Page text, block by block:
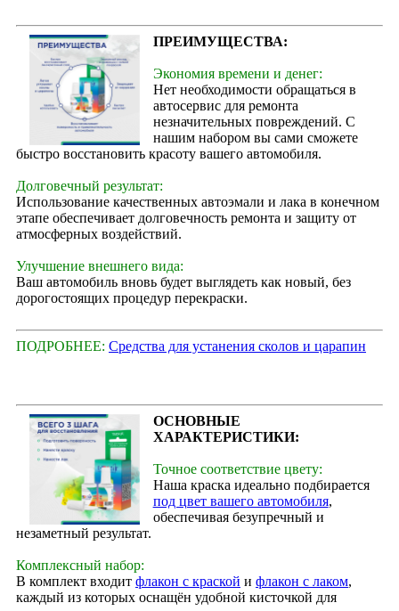
ПРЕИМУЩЕСТВА:
Экономия времени и денег:
Нет необходимости обращаться в
автосервис для ремонта
незначительных повреждений. С
нашим набором вы сами сможете
быстро восстановить красоту вашего автомобиля.
Долговечный результат:
Использование качественных автоэмали и лака в конечном
этапе обеспечивает долговечность ремонта и защиту от
атмосферных воздействий.
Улучшение внешнего вида:
Ваш автомобиль вновь будет выглядеть как новый, без
дорогостоящих процедур перекраски.
ПОДРОБНЕЕ: Средства для устанения сколов и царапин
ОСНОВНЫЕ
ХАРАКТЕРИСТИКИ:
Точное соответствие цвету:
Наша краска идеально подбирается
под цвет вашего автомобиля,
обеспечивая безупречный и
незаметный результат.
Комплексный набор:
В комплект входит флакон с краской и флакон с лаком,
каждый из которых оснащён удобной кисточкой для